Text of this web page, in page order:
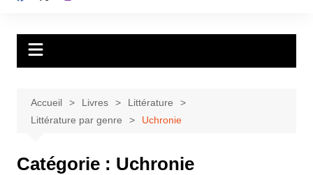
Fake For Real
Accueil Livres
Littérature
Littérature par genre
Uchronie
Catégorie : Uchronie